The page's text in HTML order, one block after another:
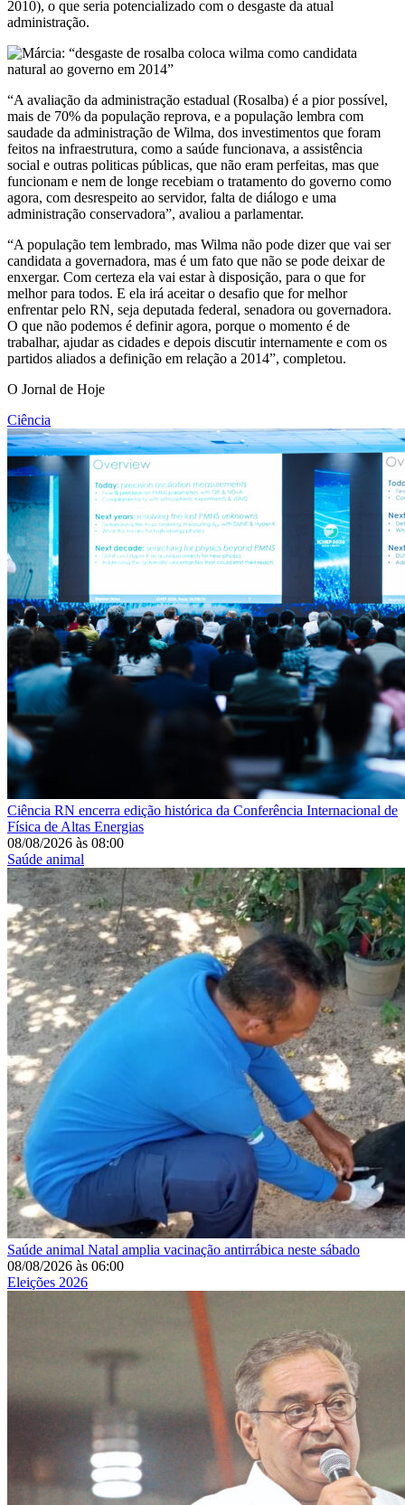
2010), o que seria potencializado com o desgaste da atual
administração.
“A avaliação da administração estadual (Rosalba) é a pior possível,
mais de 70% da população reprova, e a população lembra com
saudade da administração de Wilma, dos investimentos que foram
feitos na infraestrutura, como a saúde funcionava, a assistência
social e outras politicas públicas, que não eram perfeitas, mas que
funcionam e nem de longe recebiam o tratamento do governo como
agora, com desrespeito ao servidor, falta de diálogo e uma
administração conservadora”, avaliou a parlamentar.
“A população tem lembrado, mas Wilma não pode dizer que vai ser
candidata a governadora, mas é um fato que não se pode deixar de
enxergar. Com certeza ela vai estar à disposição, para o que for
melhor para todos. E ela irá aceitar o desafio que for melhor
enfrentar pelo RN, seja deputada federal, senadora ou governadora.
O que não podemos é definir agora, porque o momento é de
trabalhar, ajudar as cidades e depois discutir internamente e com os
partidos aliados a definição em relação a 2014”, completou.
O Jornal de Hoje
Ciência
Ciência RN encerra edição histórica da Conferência Internacional de
Física de Altas Energias
08/08/2026 às 08:00
Saúde animal
Saúde animal Natal amplia vacinação antirrábica neste sábado
08/08/2026 às 06:00
Eleições 2026